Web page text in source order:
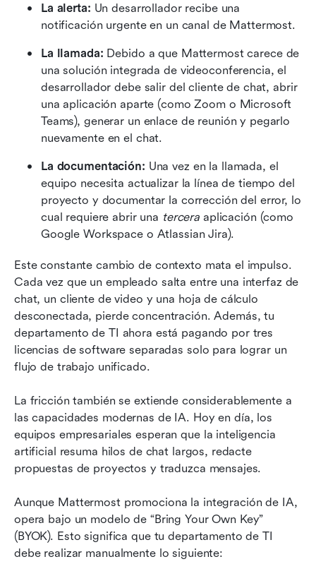
La alerta: Un desarrollador recibe una
notificación urgente en un canal de Mattermost.
La llamada: Debido a que Mattermost carece de
una solución integrada de videoconferencia, el
desarrollador debe salir del cliente de chat, abrir
una aplicación aparte (como Zoom o Microsoft
Teams), generar un enlace de reunión y pegarlo
nuevamente en el chat.
La documentación: Una vez en la llamada, el
equipo necesita actualizar la línea de tiempo del
proyecto y documentar la corrección del error, lo
cual requiere abrir una tercera aplicación (como
Google Workspace o Atlassian Jira).
Este constante cambio de contexto mata el impulso.
Cada vez que un empleado salta entre una interfaz de
chat, un cliente de video y una hoja de cálculo
desconectada, pierde concentración. Además, tu
departamento de TI ahora está pagando por tres
licencias de software separadas solo para lograr un
flujo de trabajo unificado.
La fricción también se extiende considerablemente a
las capacidades modernas de IA. Hoy en día, los
equipos empresariales esperan que la inteligencia
artificial resuma hilos de chat largos, redacte
propuestas de proyectos y traduzca mensajes.
Aunque Mattermost promociona la integración de IA,
opera bajo un modelo de “Bring Your Own Key”
(BYOK). Esto significa que tu departamento de TI
debe realizar manualmente lo siguiente: